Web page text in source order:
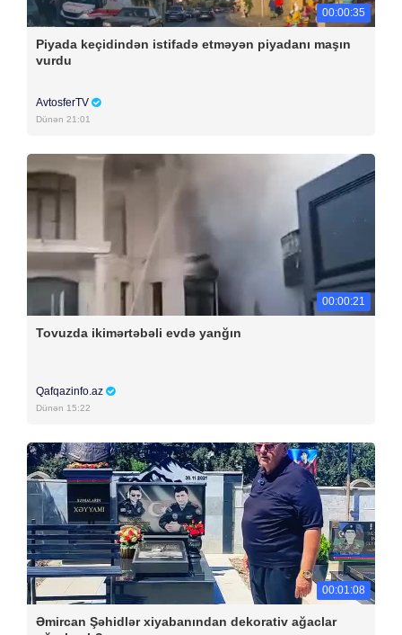
00:00:35
Piyada keçidindən istifadə etməyən piyadanı maşın
vurdu
AvtosferTV
Dünən 21:01
00:00:21
Tovuzda ikimərtəbəli evdə yanğın
Qafqazinfo.az
Dünən 15:22
00:01:08
Əmircan Şəhidlər xiyabanından dekorativ ağaclar